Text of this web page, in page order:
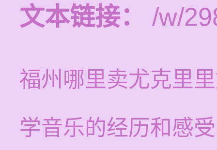
文本链接：
/w/
福州哪里卖尤克里
学音乐的经历和感